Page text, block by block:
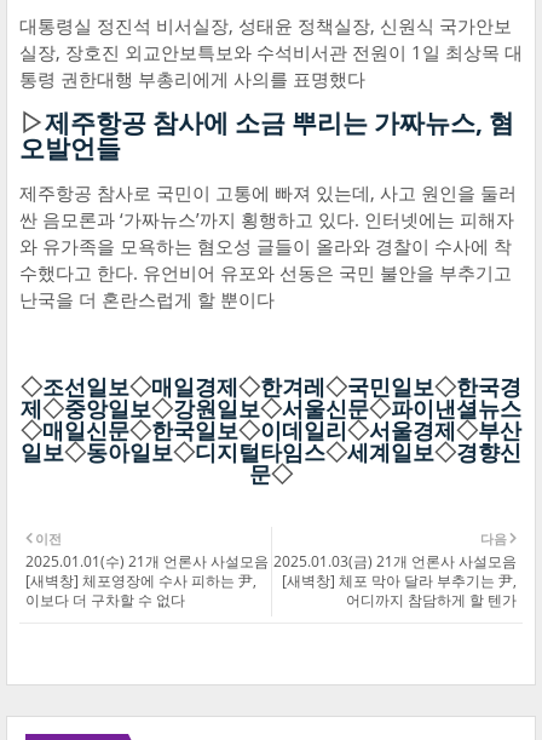
대통령실 정진석 비서실장, 성태윤 정책실장, 신원식 국가안보
실장, 장호진 외교안보특보와 수석비서관 전원이 1일 최상목 대
통령 권한대행 부총리에게 사의를 표명했다
▷제주항공 참사에 소금 뿌리는 가짜뉴스, 혐
오발언들
제주항공 참사로 국민이 고통에 빠져 있는데, 사고 원인을 둘러
싼 음모론과 ‘가짜뉴스’까지 횡행하고 있다. 인터넷에는 피해자
와 유가족을 모욕하는 혐오성 글들이 올라와 경찰이 수사에 착
수했다고 한다. 유언비어 유포와 선동은 국민 불안을 부추기고
난국을 더 혼란스럽게 할 뿐이다
◇조선일보◇매일경제◇한겨레◇국민일보◇한국경
제◇중앙일보◇강원일보◇서울신문◇파이낸셜뉴스
◇매일신문◇한국일보◇이데일리◇서울경제◇부산
일보◇동아일보◇디지털타임스◇세계일보◇경향신
문◇
다음
2025.01.03(금) 21개 언론사 사설모음
[새벽창] 체포 막아 달라 부추기는 尹,
어디까지 참담하게 할 텐가
이전
2025.01.01(수) 21개 언론사 사설모음
[새벽창] 체포영장에 수사 피하는 尹,
이보다 더 구차할 수 없다